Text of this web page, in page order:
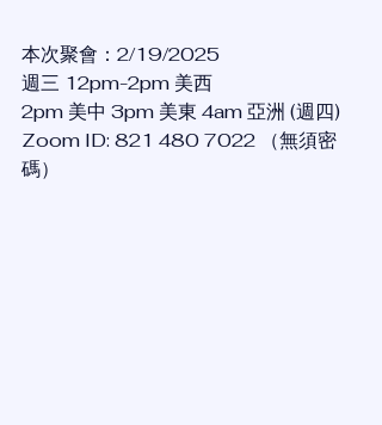
本次聚會：2/19/2025
週三 12pm-2pm 美西
2pm 美中 3pm 美東 4am 亞洲 (週四)
Zoom ID: 821 480 7022 （無須密
碼）